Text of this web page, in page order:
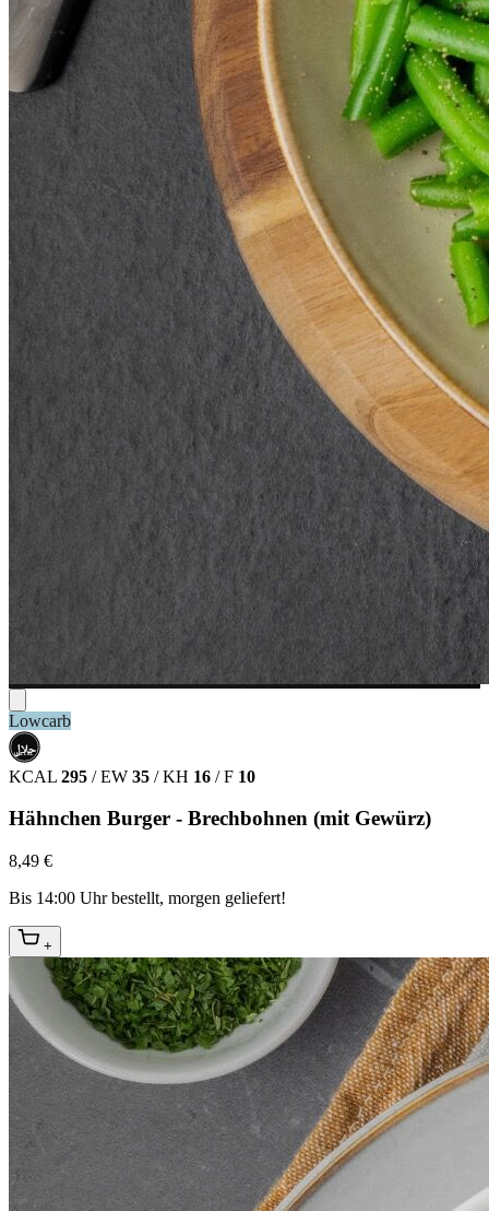
Lowcarb
حلال
HALAL
KCAL 295 / EW 35 / KH 16 / F 10
Hähnchen Burger - Brechbohnen (mit Gewürz)
8,49 €
Bis 14:00 Uhr bestellt, morgen geliefert!
+